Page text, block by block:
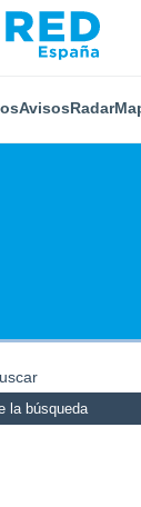
AvisosRadar
la búsqueda